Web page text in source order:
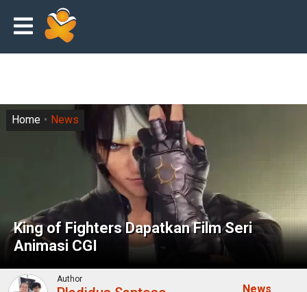
King of Fighters Dapatkan Film Seri
Animasi CGI
Home News
Author
News